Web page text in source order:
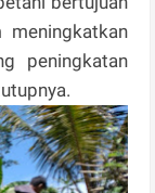
meningkatkan
peningkatan